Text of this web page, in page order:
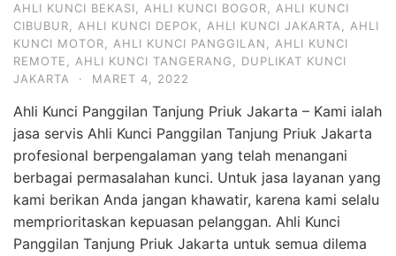
AHLI KUNCI BEKASI AHLI KUNCI BOGOR
AHLI KUNCI
CIBUBUR
AHLI KUNCI DEPOK AHLI KUNCI JAKARTA
AHLI
KUNCI MOTOR
AHLI KUNCI PANGGILAN
AHLI KUNCI
REMOTE
AHLI KUNCI TANGERANG
DUPLIKAT KUNCI
JAKARTA
· MARET 4, 2022
Ahli Kunci Panggilan Tanjung Priuk Jakarta – Kami ialah
jasa servis Ahli Kunci Panggilan Tanjung Priuk Jakarta
profesional berpengalaman yang telah menangani
berbagai permasalahan kunci. Untuk jasa layanan yang
kami berikan Anda jangan khawatir, karena kami selalu
memprioritaskan kepuasan pelanggan. Ahli Kunci
Panggilan Tanjung Priuk Jakarta untuk semua dilema